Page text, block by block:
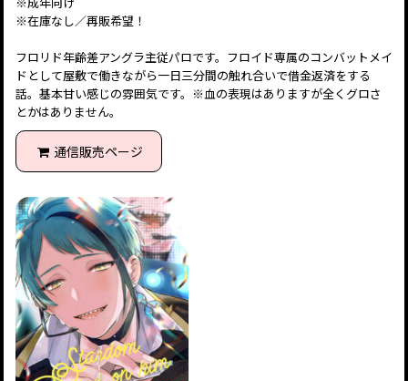
※在庫なし／再販希望！
フロリド年齢差アングラ主従パロです。フロイド専属のコンバットメイ
ドとして屋敷で働きながら一日三分間の触れ合いで借金返済をする
話。基本甘い感じの雰囲気です。※血の表現はありますが全くグロさ
とかはありません。
通信販売ページ